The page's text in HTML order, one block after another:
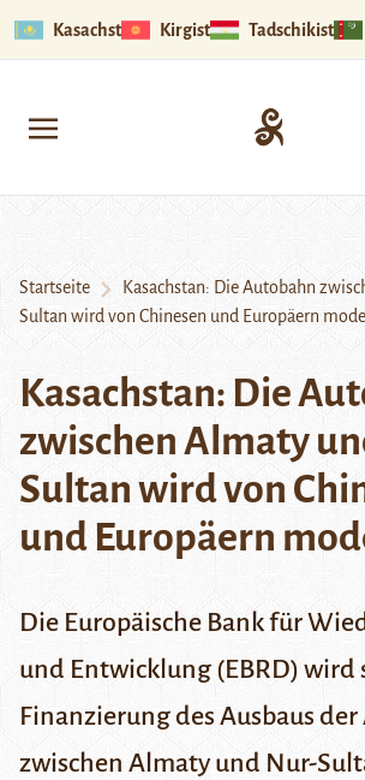
Kasachstan Kirgistan Tadschikistan
Startseite
Kasachstan: Die Autobahn
Sultan wird von Chinesen und Europäern
Kasachstan: Die
zwischen Almaty
Sultan wird von
und Europäern
Die Europäische Bank für
und Entwicklung (EBRD) wird
Finanzierung des Ausbaus
zwischen Almaty und Nur-